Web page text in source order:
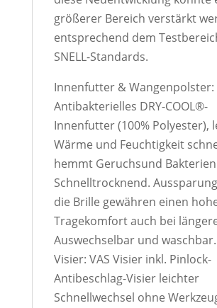
größerer Bereich verstärkt
entsprechend dem
SNELL-Standards.
Innenfutter & Wangenpolster:
Antibakterielles DRY-COOL®-
Innenfutter (100% Polyester),
Wärme und Feuchtigkeit
hemmt Geruchsund
Schnelltrocknend.
die Brille gewähren einen
Tragekomfort auch bei
Auswechselbar und waschbar.
Visier: VAS Visier inkl. Pinlock-
Antibeschlag-Visier leichter
Schnellwechsel ohne